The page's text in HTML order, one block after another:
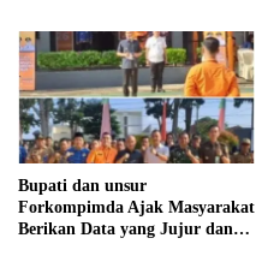
Bupati dan unsur
Forkompimda Ajak Masyarakat
Berikan Data yang Jujur dan